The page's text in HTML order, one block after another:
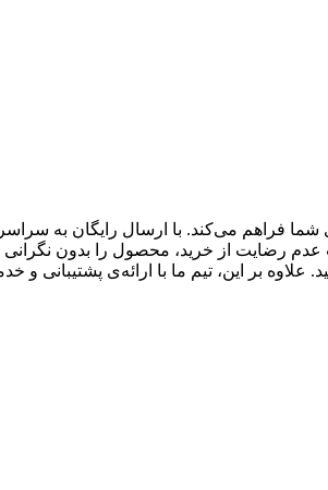
فراهم می‌کند. با ارسال رایگان به
رضایت از خرید، محصول را بدون
علاوه بر این، تیم ما با ارائه‌ی